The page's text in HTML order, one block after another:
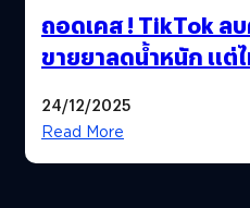
ถอดเคส ! TikTok ลบ
ขายยาลดน้ำหนัก แต่
24/12/2025
Read More